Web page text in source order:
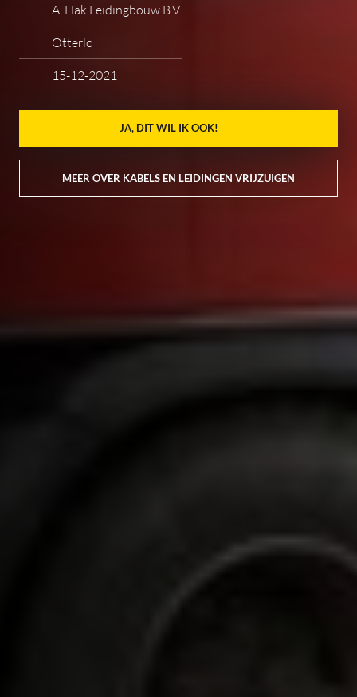
A. Hak Leidingbouw B.V.
Otterlo
15-12-2021
JA, DIT WIL IK OOK!
MEER OVER KABELS EN LEIDINGEN VRIJZUIGEN